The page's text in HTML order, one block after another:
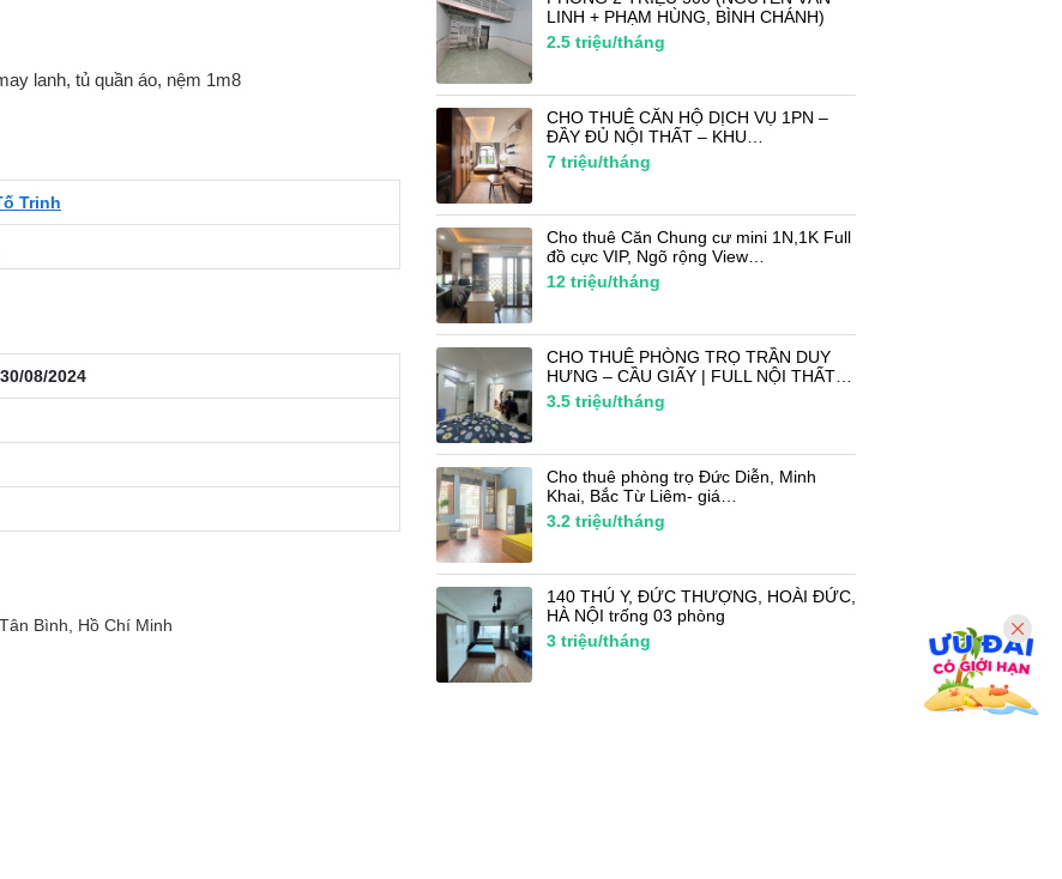
lanh, tủ quần áo, nệm 1m8
Trinh
08/2024
Bình, Hồ Chí Minh
LINH + PHẠM HÙNG, BÌNH CHÁNH)
2.5 triệu/tháng
CHO THUÊ CĂN HỘ DỊCH VỤ 1PN –
ĐẦY ĐỦ NỘI THẤT – KHU…
7 triệu/tháng
Cho thuê Căn Chung cư mini 1N,1K Full
đồ cực VIP, Ngõ rộng View…
12 triệu/tháng
CHO THUÊ PHÒNG TRỌ TRẦN DUY
HƯNG – CẦU GIẤY | FULL NỘI THẤT…
3.5 triệu/tháng
Cho thuê phòng trọ Đức Diễn, Minh
Khai, Bắc Từ Liêm- giá…
3.2 triệu/tháng
140 THÚ Y, ĐỨC THƯỢNG, HOÀI ĐỨC,
HÀ NỘI trống 03 phòng
3 triệu/tháng